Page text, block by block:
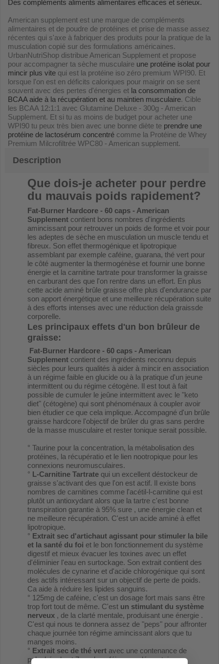
Des compléments aliments alimentaires efficaces et sérieux.
American supplement est une marque de compléments
alimentaires et de poudre de protéines et prise de masse assez
récentes qui s'axe à fabriquer des produits pour la pratique de la
musculation copié sur des formulations américaines.
UrbanNutriShop distribue American Supplement et propose
pour accompagner ta sèche musculaire une protéine isolat pour
mincir plus vite qui est la protéine iso zéro premium WPI90. Et
lorsque l'on est en déficits caloriques pour maigrir on se sent
souvent avec des pertes d'énergies et la consommation de
BCAA aide à la récupération et au maintien musculaire. Cible
les BCAA 12:1:1 avec Glutamine Deluxe - 300g - American
Supplement. Et si tu as moins de budget pour acheter une
WPI90 tu peux très bien avec une bonne diète te prendre une
protéine de lactosérum concentré comme la Protéine de Whey
Premium Milcrofiltrée WPC80 - American supplement.
Description
Que dois-je acheter pour perdre
du mauvais poids rapidement?
Fat-Burner Hardcore - 60 caps - American
Supplement contient bons nombres d'ingrédients
amincissant pour retrouver un poids de forme et voir pour
les adeptes de sèche en musculation un muscle tendu et
fibreux. Son effet thermogénique et lipotropique
assemblant par exemple caféine, guarana, thé vert pour
le côté augmenter la thermogénèse et fournir une bonne
énergie et la carnitine tartrate pour transformer la graisse
en carburant des que l'on rentre dans un effort. En plus
cette acide aminé brûle graisse offre plus d'endurance par
son apport énergétique et une meilleure récupération suite
à des efforts intenses avec une réduction dela graissde
corporelle.
Les principaux effets d'un bon brûleur de
graisse:
Fat-Burner Hardcore - 60 caps - American
Supplement contient des ingrédients reconnu depuis
siècles pour leurs qualités à aider à mincir en association
à un régime faible en glucide ou à la pratique d'un jeune
intermittent ou du régime cétogène. Il est tout à fait
possible de cumuler le jeûne intermittent avec le "keto
diet" (cétogène) qui sont phénoménaux à coupler avoir
bien étudier ce que cela implique. Accompagné d'un brûle
graisse hardcore l'objectif de brûler du gras sans perdre
de la masse musculaire et rester tonique serait possible.
° Taurine pour la concentration, la métabolisation des
protéines, la récupératio et le lien nootropique pour les
connexions neuromusculaires.
° L-Carnitine Tartrate qui un excellent déstockeur de
graisse s'activant des que l'on est actif. Il existe bons
nombres de carnitines comme l'acétil-l-carnitine qui est
plutôt un antioxydant alors que la tartre c'est bonne
transpiration garantie à 95% sure , une énergie clean et
ne meilleure récupération. C'est un acide aminé à effet
lipotropique.
° Extrait sec d'artichaut agissant pour stimuler la bile
et la santé du foi et le bon fonctionnement du système
digestif et mieux évacuer les toxines avec un effet
d'éliminier l'eau en surtockage. Son extrait contient des
molécules de cynarine et d'acide chlorogénique qui sont
des actifs intéressant sur un objectif de perte de poids.
Ca aide à réduire les lipides sanguins.
° 125mg de caféine, c'est un dosage fort mais sans être
trop fort tout de même. C'est un stimulant du système
nerveux , de la clarté mentale, produisant une énergie .
C'est qui nous te donnera assez de "peps" pour affronter
chaque journée ton régime amincissant alors que tu
manges moins.
° Extrait sec de thé vert avec une contenance de
polyphénols et 7mg de caféine supplémentaire.